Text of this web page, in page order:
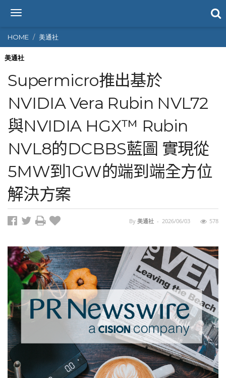
T
g
g
l
n
v
i
g
a
i
n
HOME 美通社
美通社
Supermicro推出基於
NVIDIA Vera Rubin NVL72
與NVIDIA HGX™ Rubin
NVL8的DCBBS藍圖 實現從
5MW到1GW的端到端全方位
解決方案
By 美通社 - 2026/06/03 578